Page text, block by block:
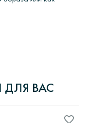
товар через любой
апробирование в
контроля, что
ВАС